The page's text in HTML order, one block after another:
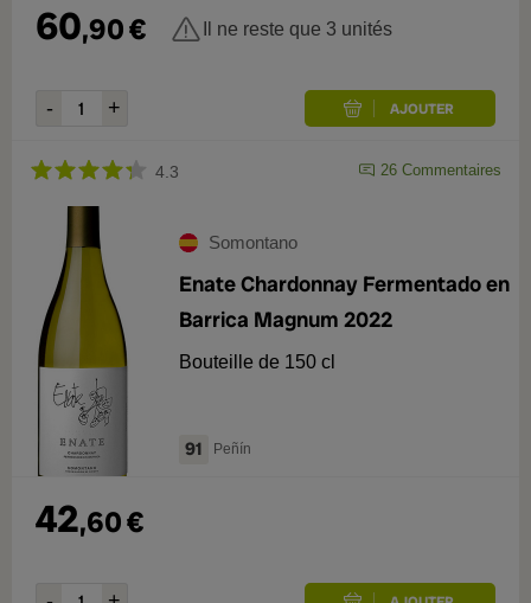
60,90€ Il ne reste que 3 unités
4.3 26 Commentaires
Somontano
Enate Chardonnay Fermentado en
Barrica Magnum 2022
Bouteille de 150 cl
91 Peñín
42,60€